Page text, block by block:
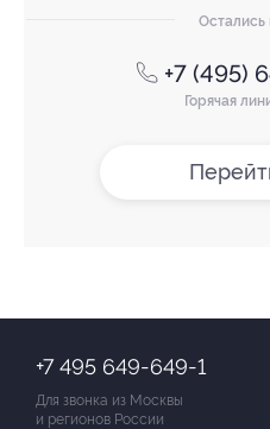
Остались
+7 (495)
Горячая
+7 495 649-649-1
Для звонка из Москвы
и регионов России